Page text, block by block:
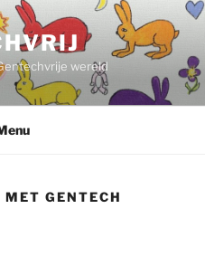
wereld
MET GENTECH